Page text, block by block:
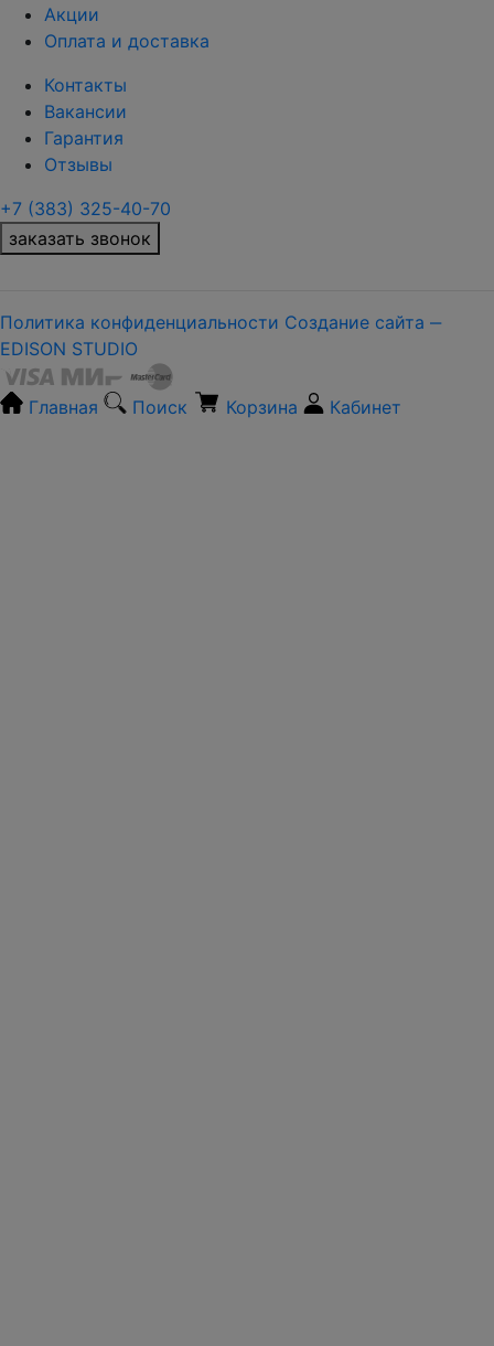
Акции
Оплата и доставка
Контакты
Вакансии
Гарантия
Отзывы
+7 (383) 325-40-70
заказать звонок
Политика конфиденциальности Создание сайта ‒
EDISON STUDIO
Главная Поиск Корзина Кабинет